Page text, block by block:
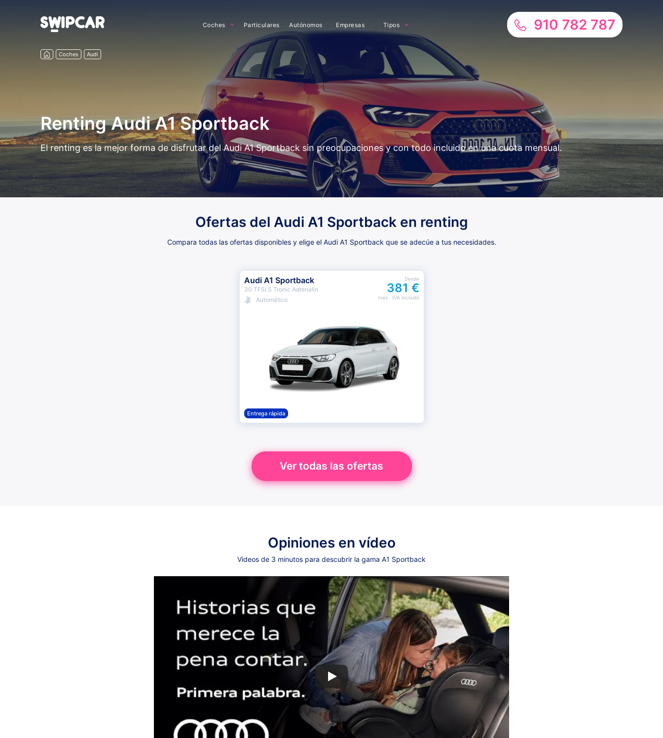
Coches Particulares Autónomos Empresas Tipos 910 782 787
Coches Audi
Renting Audi A1 Sportback
El renting es la mejor forma de disfrutar del Audi A1 Sportback sin preocupaciones y con todo incluido en una cuota mensual.
Ofertas del Audi A1 Sportback en renting
Compara todas las ofertas disponibles y elige el Audi A1 Sportback que se adecúe a tus necesidades.
Audi A1 Sportback
30 TFSI S Tronic Adrenalin
Automático
Desde
381 €
mes· IVA incluido
Entrega rápida
Ver todas las ofertas
Opiniones en vídeo
Videos de 3 minutos para descubrir la gama A1 Sportback